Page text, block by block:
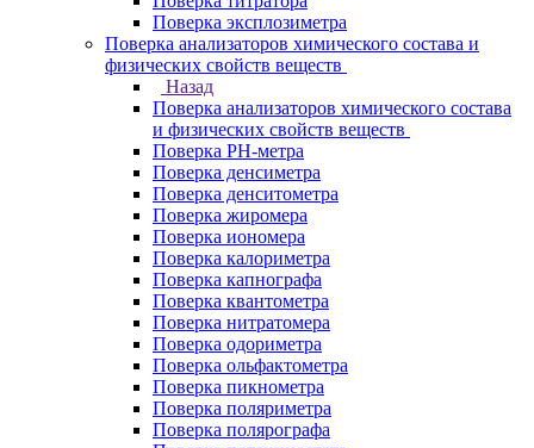
Поверка эксплозиметра
Поверка анализаторов химического состава и
физических свойств веществ
Назад
Поверка анализаторов химического состава
и физических свойств веществ
Поверка PH-метра
Поверка денсиметра
Поверка денситометра
Поверка жиромера
Поверка иономера
Поверка калориметра
Поверка капнографа
Поверка квантометра
Поверка нитратомера
Поверка одориметра
Поверка ольфактометра
Поверка пикнометра
Поверка поляриметра
Поверка полярографа